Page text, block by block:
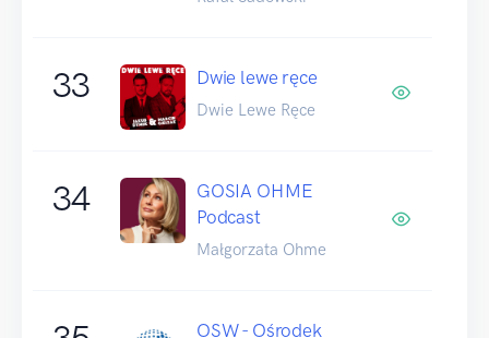
33 Dwie lewe ręce
Dwie Lewe Ręce
34
GOSIA OHME
Podcast
Małgorzata Ohme
OSW - Ośrodek